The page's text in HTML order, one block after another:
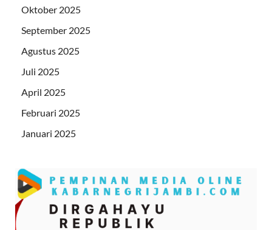
Oktober 2025
September 2025
Agustus 2025
Juli 2025
April 2025
Februari 2025
Januari 2025